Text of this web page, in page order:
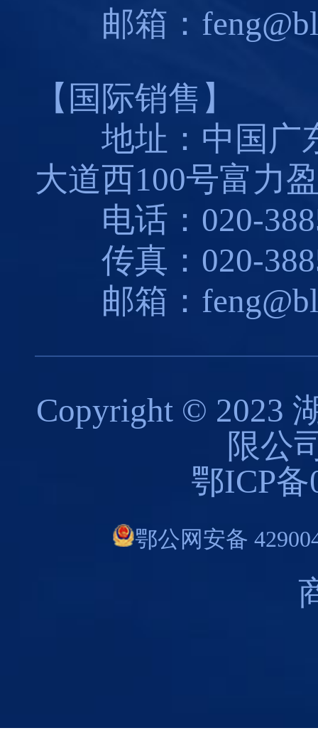
邮箱：
【国际销售】
地址：中国广
大道西100号富力
电话：020-
传真：020-
邮箱：
Copyright © 2023
限公
鄂ICP备
鄂公网安备